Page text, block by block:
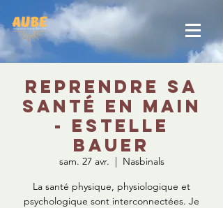
Reprendre sa
santé en main
- Estelle
Bauer
sam. 27 avr.
  |
Nasbinals
La santé physique, physiologique et
psychologique sont interconnectées. Je